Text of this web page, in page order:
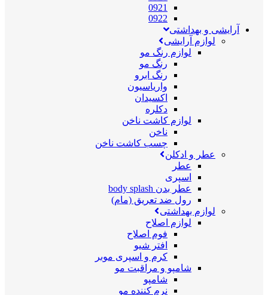
0921
0922
آرایشی و بهداشتی
لوازم آرایشی
لوازم رنگ مو
رنگ مو
رنگ ابرو
واریاسیون
اکسیدان
دکلره
لوازم کاشت ناخن
ناخن
چسب کاشت ناخن
عطر و ادکلن
عطر
اسپری
عطر بدن body splash
رول ضد تعریق (مام)
لوازم بهداشتی
لوازم اصلاح
فوم اصلاح
افتر شیو
کرم و اسپری موبر
شامپو و مراقبت مو
شامپو
نرم کننده مو